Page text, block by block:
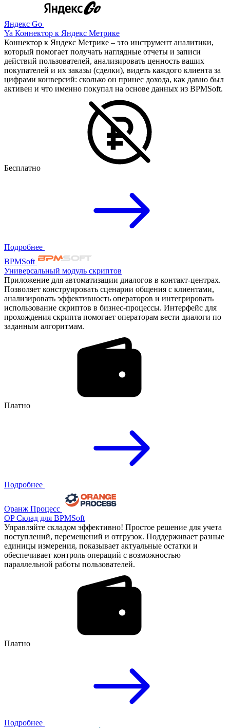
Яндекс Go
Ya Коннектор к Яндекс Метрике
Коннектор к Яндекс Метрике – это инструмент аналитики,
который помогает получать наглядные отчеты и записи
действий пользователей, анализировать ценность ваших
покупателей и их заказы (сделки), видеть каждого клиента за
цифрами конверсий: сколько он принес дохода, как давно был
активен и что именно покупал на основе данных из BPMSoft.
Бесплатно
Подробнее
BPMSoft
Универсальный модуль скриптов
Приложение для автоматизации диалогов в контакт-центрах.
Позволяет конструировать сценарии общения с клиентами,
анализировать эффективность операторов и интегрировать
использование скриптов в бизнес-процессы. Интерфейс для
прохождения скрипта помогает операторам вести диалоги по
заданным алгоритмам.
Платно
Подробнее
Оранж Процесс
OP Склад для BPMSoft
Управляйте складом эффективно! Простое решение для учета
поступлений, перемещений и отгрузок. Поддерживает разные
единицы измерения, показывает актуальные остатки и
обеспечивает контроль операций с возможностью
параллельной работы пользователей.
Платно
Подробнее